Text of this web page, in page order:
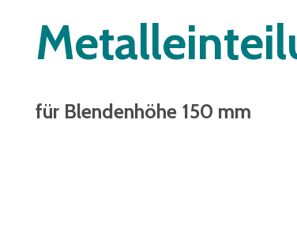
für Blendenhöhe 150 mm